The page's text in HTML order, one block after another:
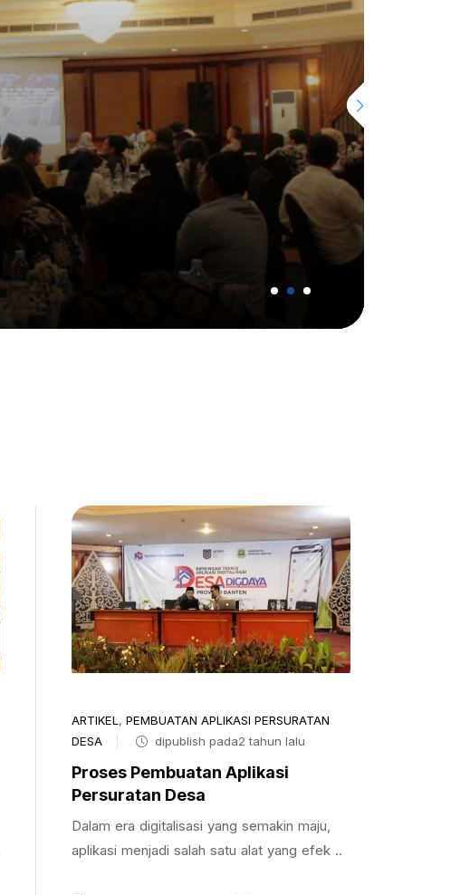
ARTIKEL , PEMBUATAN APLIKASI PERSURATAN
DESA
dipublish pada2 tahun lalu
Proses Pembuatan Aplikasi
Persuratan Desa
Dalam era digitalisasi yang semakin maju,
aplikasi menjadi salah satu alat yang efek ..